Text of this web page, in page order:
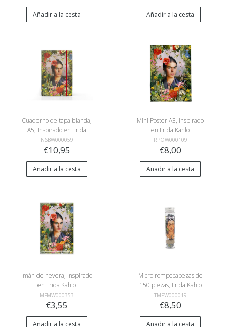
Añadir a la cesta Añadir a la cesta
Cuaderno de tapa blanda,
A5, Inspirado en Frida
Kahlo
NSBW000059
€10,95
Añadir a la cesta
Mini Poster A3, Inspirado
en Frida Kahlo
RPOW000109
€8,00
Añadir a la cesta
Imán de nevera, Inspirado
en Frida Kahlo
MFMW000353
€3,55
Añadir a la cesta
Micro rompecabezas de
150 piezas, Frida Kahlo
TMPW000019
€8,50
Añadir a la cesta